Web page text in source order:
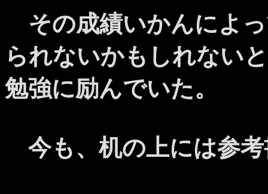
その成績いかんによ
られないかもしれない
勉強に励んでいた。
今も、机の上には参